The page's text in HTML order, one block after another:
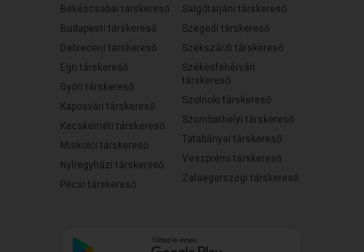
Békéscsabai társkereső
Budapesti társkereső
Debreceni társkereső
Egri társkereső
Győri társkereső
Kaposvári társkereső
Kecskeméti társkereső
Miskolci társkereső
Nyíregyházi társkereső
Pécsi társkereső
Salgótarjáni társkereső
Szegedi társkereső
Szekszárdi társkereső
Székesfehérvári
társkereső
Szolnoki társkereső
Szombathelyi társkereső
Tatabányai társkereső
Veszprémi társkereső
Zalaegerszegi társkereső